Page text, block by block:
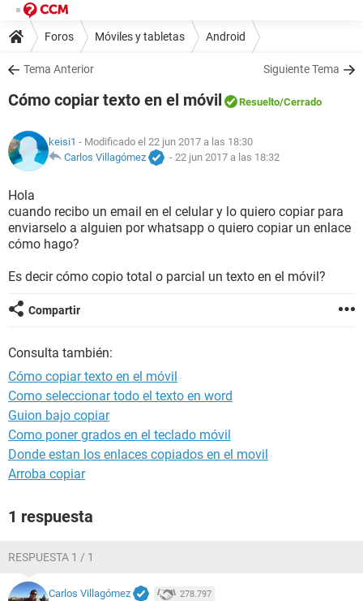
Foros Móviles y tabletas Android
Tema Anterior Siguiente Tema
Cómo copiar texto en el móvil Resuelto/Cerrado
keisi1 - Modificado el 22 jun 2017 a las 18:30
Carlos Villagómez
- 22 jun 2017 a las 18:32
Hola
cuando recibo un email en el celular y lo quiero copiar para
enviarselo a alguien por whatsapp o quiero copiar un enlace
cómo hago?
Es decir cómo copio total o parcial un texto en el móvil?
Compartir
Consulta también:
Cómo copiar texto en el móvil
Como seleccionar todo el texto en word
Guion bajo copiar
Como poner grados en el teclado móvil
Donde estan los enlaces copiados en el movil
Arroba copiar
1 respuesta
RESPUESTA 1 / 1
Carlos Villagómez 278.797